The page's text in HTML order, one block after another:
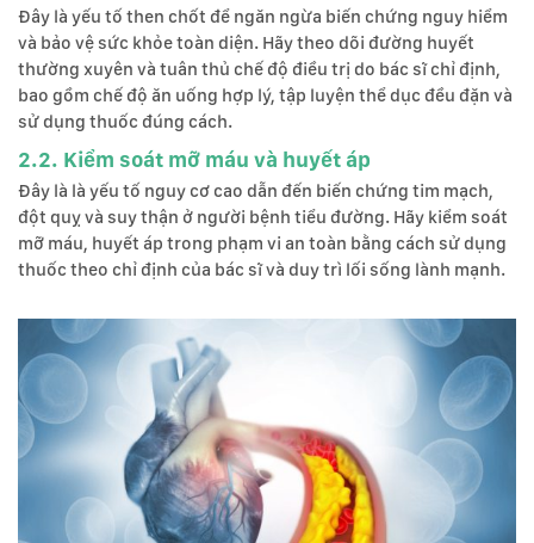
Đây là yếu tố then chốt để ngăn ngừa biến chứng nguy hiểm
và bảo vệ sức khỏe toàn diện. Hãy theo dõi đường huyết
thường xuyên và tuân thủ chế độ điều trị do bác sĩ chỉ định,
bao gồm chế độ ăn uống hợp lý, tập luyện thể dục đều đặn và
sử dụng thuốc đúng cách.
2.2. Kiểm soát mỡ máu và huyết áp
Đây là là yếu tố nguy cơ cao dẫn đến biến chứng tim mạch,
đột quỵ và suy thận ở người bệnh tiểu đường. Hãy kiểm soát
mỡ máu, huyết áp trong phạm vi an toàn bằng cách sử dụng
thuốc theo chỉ định của bác sĩ và duy trì lối sống lành mạnh.